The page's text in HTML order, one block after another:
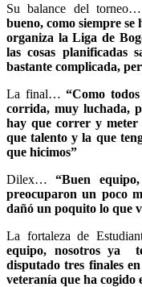
Su balance del torneo…
bueno, como siempre
organiza la Liga de
las cosas planificadas
bastante complicada,
La final…“Como
corrida, muy luchada,
hay que correr y
que talento y la que
que hicimos”
Dilex…“Buen
preocuparon un poco
dañó un poquito lo que
La fortaleza de
equipo, nosotros ya
disputado tres finales
veteranía que ha cogido